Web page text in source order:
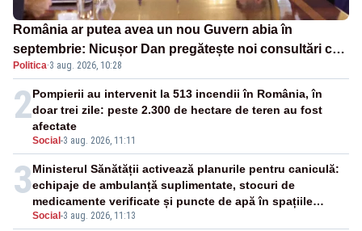
România ar putea avea un nou Guvern abia în
septembrie: Nicușor Dan pregătește noi consultări cu
partidele după 15 august
Politica·3 aug. 2026, 10:28
2
Social -3 aug. 2026, 11:11
Pompierii au intervenit la 513 incendii în România, în
doar trei zile: peste 2.300 de hectare de teren au fost
afectate
3
Social -3 aug. 2026, 11:13
Ministerul Sănătății activează planurile pentru caniculă:
echipaje de ambulanță suplimentate, stocuri de
medicamente verificate și puncte de apă în spațiile
publice